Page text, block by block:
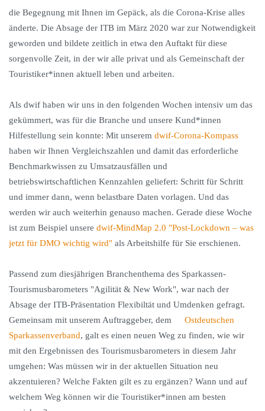
die Begegnung mit Ihnen im Gepäck, als die Corona-Krise alles
änderte. Die Absage der ITB im März 2020 war zur Notwendigkeit
geworden und bildete zeitlich in etwa den Auftakt für diese
sorgenvolle Zeit, in der wir alle privat und als Gemeinschaft der
Touristiker*innen aktuell leben und arbeiten.
Als dwif haben wir uns in den folgenden Wochen intensiv um das
gekümmert, was für die Branche und unsere Kund*innen
Hilfestellung sein konnte: Mit unserem dwif-Corona-Kompass
haben wir Ihnen Vergleichszahlen und damit das erforderliche
Benchmarkwissen zu Umsatzausfällen und
betriebswirtschaftlichen Kennzahlen geliefert: Schritt für Schritt
und immer dann, wenn belastbare Daten vorlagen. Und das
werden wir auch weiterhin genauso machen. Gerade diese Woche
ist zum Beispiel unsere dwif-MindMap 2.0 "Post-Lockdown – was
jetzt für DMO wichtig wird" als Arbeitshilfe für Sie erschienen.
Passend zum diesjährigen Branchenthema des Sparkassen-
Tourismusbarometers "Agilität & New Work", war nach der
Absage der ITB-Präsentation Flexibiltät und Umdenken gefragt.
Gemeinsam mit unserem Auftraggeber, dem
Ostdeutschen
Sparkassenverband, galt es einen neuen Weg zu finden, wie wir
mit den Ergebnissen des Tourismusbarometers in diesem Jahr
umgehen: Was müssen wir in der aktuellen Situation neu
akzentuieren? Welche Fakten gilt es zu ergänzen? Wann und auf
welchem Weg können wir die Touristiker*innen am besten